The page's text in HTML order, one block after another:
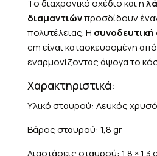
Το διαχρονικό σχέδιο και η
διαμαντιώνπροσδίδουν
πολυτέλειας. Η συνοδευτική
cm είναι κατασκευασμένη από
εναρμονίζοντας άψογα το
Χαρακτηριστικά:
Υλικό σταυρού: Λευκός
Βάρος σταυρού: 1,8 gr
Διαστάσεις σταυρού: 1,8 × 1,3